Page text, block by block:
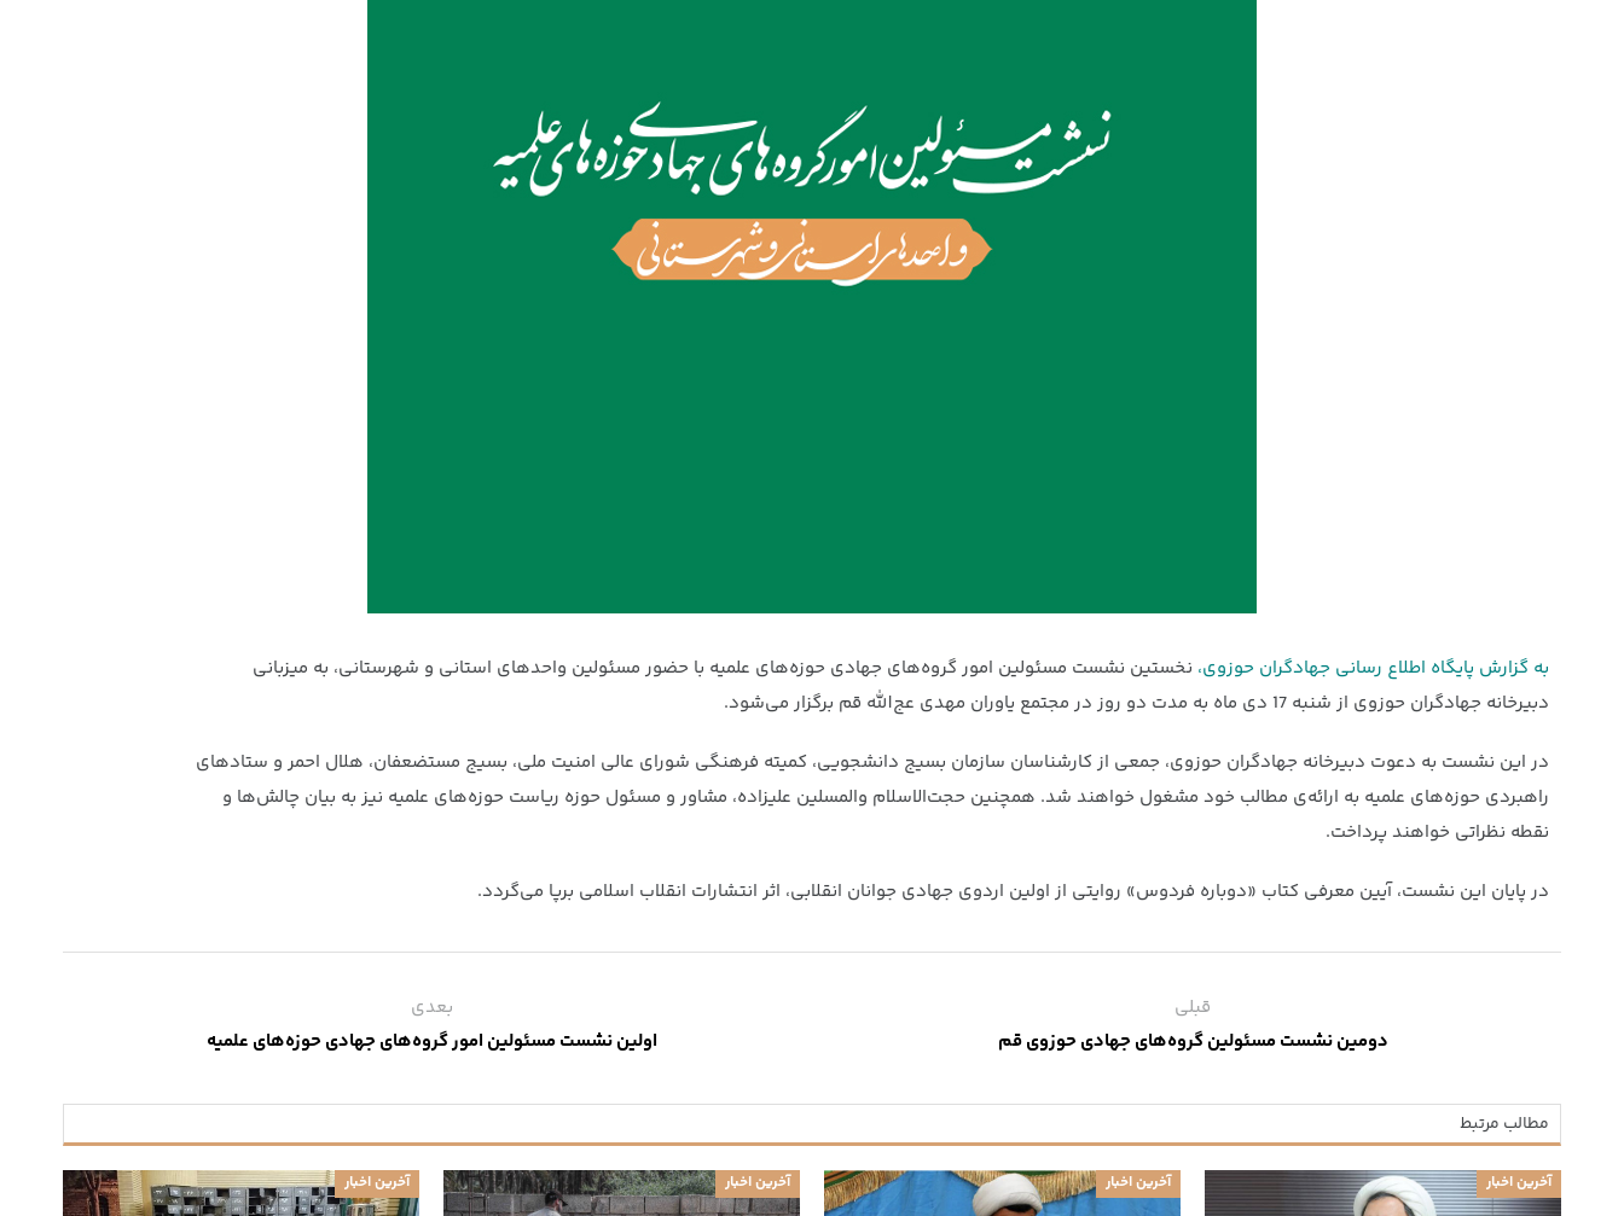
به گزارش پایگاه اطلاع رسانی جهادگران حوزوی، نخستین نشست مسئولین امور گروه‌های جهادی حوزه‌های علمیه با حضور مسئولین واحدهای استانی و شهرستانی، به میزبانی
دبیرخانه جهادگران حوزوی از شنبه 17 دی ماه به مدت دو روز در مجتمع یاوران مهدی عج‌الله قم برگزار می‌شود.
در این نشست به دعوت دبیرخانه جهادگران حوزوی، جمعی از کارشناسان سازمان بسیج دانشجویی، کمیته فرهنگی شورای عالی امنیت ملی، بسیج مستضعفان، هلال احمر و ستادهای
راهبردی حوزه‌های علمیه به ارائه‌ی مطالب خود مشغول خواهند شد. همچنین حجت‌الاسلام والمسلین علیزاده، مشاور و مسئول حوزه ریاست حوزه‌های علمیه نیز به بیان چالش‌ها و
نقطه نظراتی خواهند پرداخت.
در پایان این نشست، آیین معرفی کتاب «دوباره فردوس» روایتی از اولین اردوی جهادی جوانان انقلابی، اثر انتشارات انقلاب اسلامی برپا می‌گردد.
قبلی
دومین نشست مسئولین گروه‌های جهادی حوزوی قم
بعدی
اولین نشست مسئولین امور گروه‌های جهادی حوزه‌های علمیه
مطالب مرتبط
آخرین اخبار آخرین اخبار آخرین اخبار آخرین اخبار